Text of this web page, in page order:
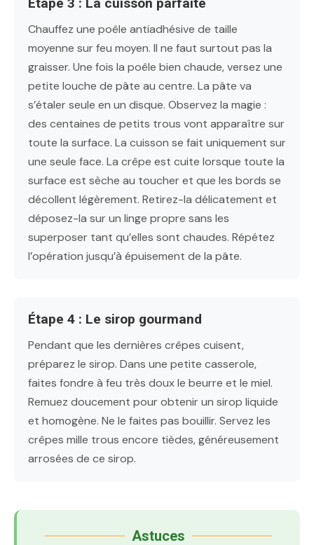
Chauffez une poêle antiadhésive de taille
moyenne sur feu moyen. Il ne faut surtout pas la
graisser. Une fois la poêle bien chaude, versez une
petite louche de pâte au centre. La pâte va
s’étaler seule en un disque. Observez la magie :
des centaines de petits trous vont apparaître sur
toute la surface. La cuisson se fait uniquement sur
une seule face. La crêpe est cuite lorsque toute la
surface est sèche au toucher et que les bords se
décollent légèrement. Retirez-la délicatement et
déposez-la sur un linge propre sans les
superposer tant qu’elles sont chaudes. Répétez
l’opération jusqu’à épuisement de la pâte.
Étape 4 : Le sirop gourmand
Pendant que les dernières crêpes cuisent,
préparez le sirop. Dans une petite casserole,
faites fondre à feu très doux le beurre et le miel.
Remuez doucement pour obtenir un sirop liquide
et homogène. Ne le faites pas bouillir. Servez les
crêpes mille trous encore tièdes, généreusement
arrosées de ce sirop.
Astuces